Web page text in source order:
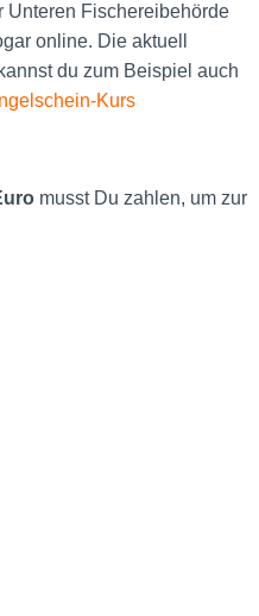
Unteren Fischereibehörde
online. Die aktuell
du zum Beispiel auch
Kurs
musst Du zahlen, um zur